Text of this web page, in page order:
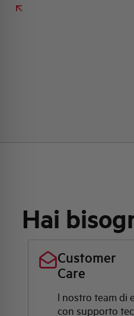
Hai
Customer
Care
l nostro team di
con supporto